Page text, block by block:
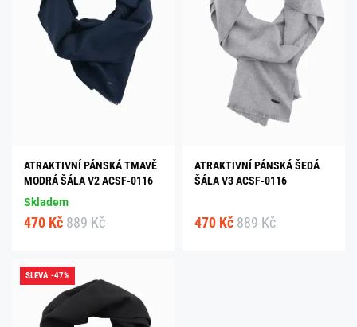
ATRAKTIVNÍ PÁNSKÁ TMAVĚ
MODRÁ ŠÁLA V2 ACSF-0116
Skladem
470 Kč 889 Kč
ATRAKTIVNÍ PÁNSKÁ ŠEDÁ
ŠÁLA V3 ACSF-0116
470 Kč 889 Kč
SLEVA -47%